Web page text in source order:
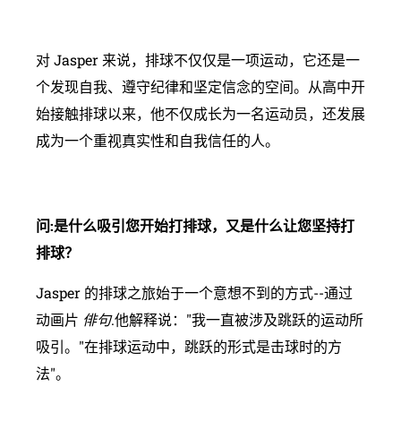
对 Jasper 来说，排球不仅仅是一项运动，它还是一
个发现自我、遵守纪律和坚定信念的空间。从高中开
始接触排球以来，他不仅成长为一名运动员，还发展
成为一个重视真实性和自我信任的人。
问:是什么吸引您开始打排球，又是什么让您坚持打
排球？
Jasper 的排球之旅始于一个意想不到的方式--通过
动画片 俳句.他解释说："我一直被涉及跳跃的运动所
吸引。"在排球运动中，跳跃的形式是击球时的方
法"。